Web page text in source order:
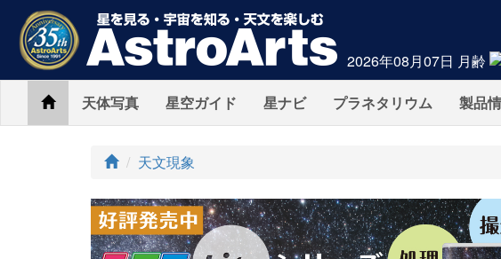
2026年08月07日 月齢
Home天体写真 星空ガイド 星ナビ プラネタリウム 製品
ト
プ
天文現象